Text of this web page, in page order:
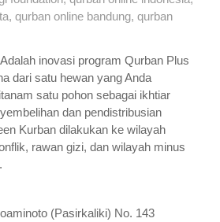
inovasi program Qurban Plus
dari satu hewan yang Anda
satu pohon sebagai ikhtiar
dan pendistribusian
Kurban dilakukan ke wilayah
rawan gizi, dan wilayah minus
(Pasirkaliki) No. 143